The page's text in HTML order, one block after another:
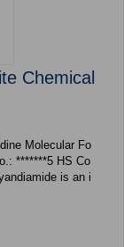
Chemical
Molecular Fo